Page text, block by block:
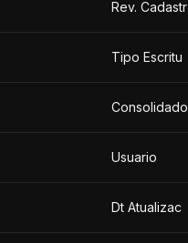
Rev. Cadastr
Tipo Escritu
Consolidado
Usuario
Dt Atualizac